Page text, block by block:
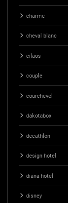
charme
cheval blanc
cilaos
couple
courchevel
dakotabox
decathlon
design hotel
diana hotel
disney